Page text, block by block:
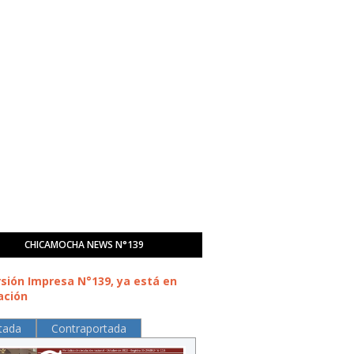
CHICAMOCHA NEWS N°139
Impresa N°139, ya está en
Contraportada